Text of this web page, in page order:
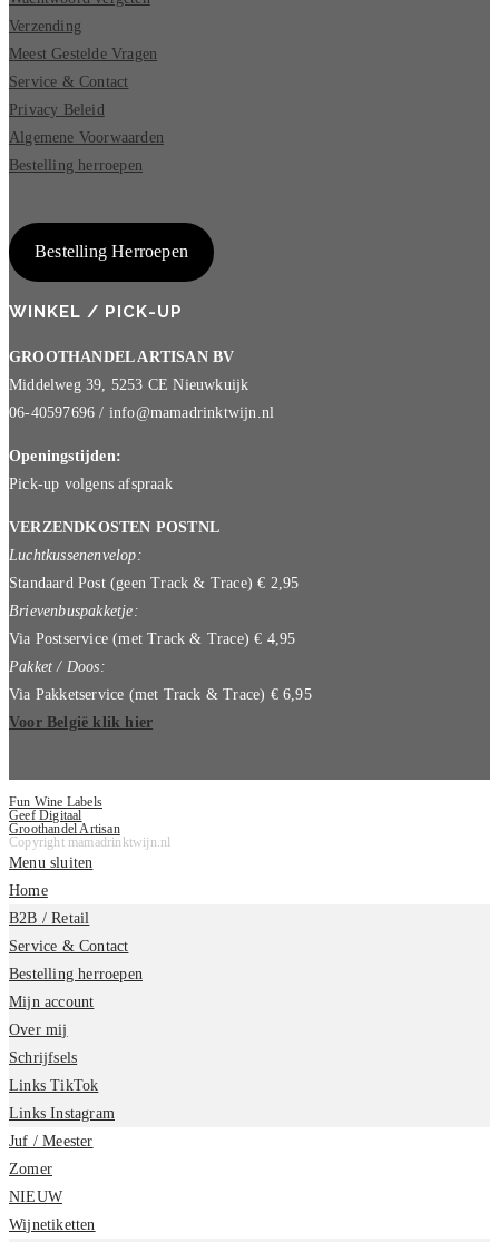
Verzending
Meest Gestelde Vragen
Service & Contact
Privacy Beleid
Algemene Voorwaarden
Bestelling herroepen
Bestelling Herroepen
WINKEL / PICK-UP
GROOTHANDEL ARTISAN BV
Middelweg 39, 5253 CE Nieuwkuijk
06-40597696 / info@mamadrinktwijn.nl
Openingstijden:
Pick-up volgens afspraak
VERZENDKOSTEN POSTNL
Luchtkussenenvelop:
Standaard Post (geen Track & Trace) € 2,95
Brievenbuspakketje:
Via Postservice (met Track & Trace) € 4,95
Pakket / Doos:
Via Pakketservice (met Track & Trace) € 6,95
Voor België klik hier
Fun Wine Labels
Geef Digitaal
Groothandel Artisan
Copyright mamadrinktwijn.nl
Menu sluiten
Home
B2B / Retail
Service & Contact
Bestelling herroepen
Mijn account
Over mij
Schrijfsels
Links TikTok
Links Instagram
Juf / Meester
Zomer
NIEUW
Wijnetiketten